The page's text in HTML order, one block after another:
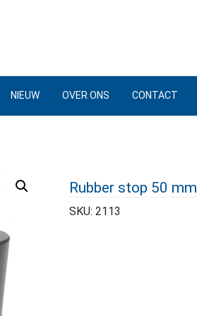
NIEUW OVER ONS CONTACT
Rubber stop 50 mm
SKU: 2113